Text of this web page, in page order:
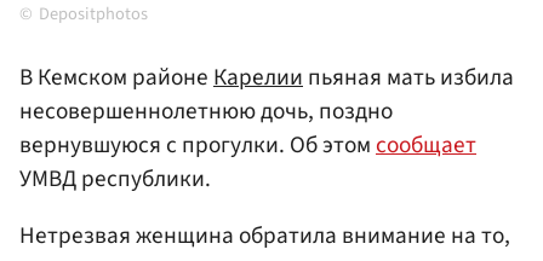
Depositphotos
В Кемском районеКарелиипьяная мать избила
несовершеннолетнюю дочь, поздно
вернувшуюся с прогулки. Об этомсообщает
УМВД республики.
Нетрезвая женщина обратила внимание на то,